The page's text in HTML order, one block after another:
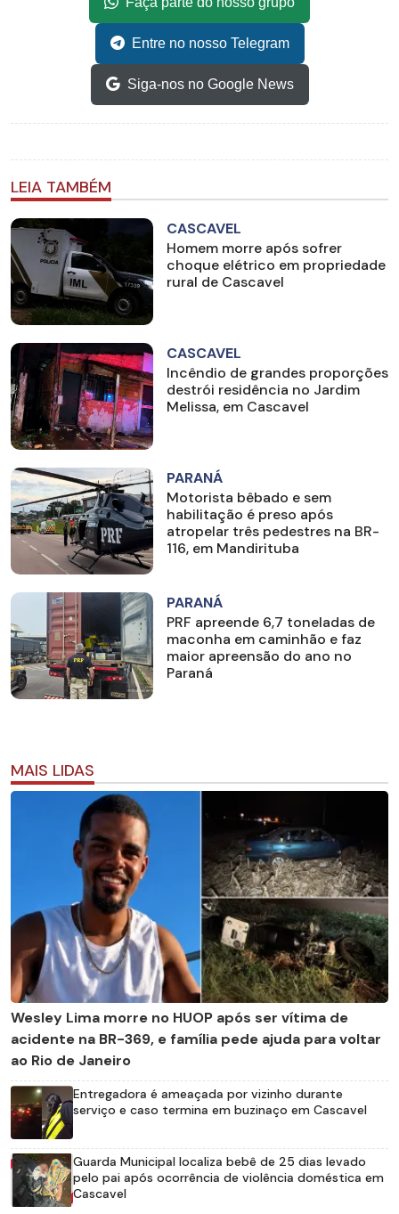
Entre no nosso Telegram
Siga-nos no Google News
LEIA TAMBÉM
CASCAVEL
Homem morre após sofrer
choque elétrico em propriedade
rural de Cascavel
CASCAVEL
Incêndio de grandes proporções
destrói residência no Jardim
Melissa, em Cascavel
PARANÁ
Motorista bêbado e sem
habilitação é preso após
atropelar três pedestres na BR-
116, em Mandirituba
PARANÁ
PRF apreende 6,7 toneladas de
maconha em caminhão e faz
maior apreensão do ano no
Paraná
MAIS LIDAS
Wesley Lima morre no HUOP após ser vítima de
acidente na BR-369, e família pede ajuda para voltar
ao Rio de Janeiro
Entregadora é ameaçada por vizinho durante
serviço e caso termina em buzinaço em Cascavel
Guarda Municipal localiza bebê de 25 dias levado
pelo pai após ocorrência de violência doméstica em
Cascavel